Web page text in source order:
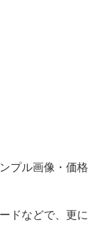
プル画像・価格
ドなどで、更に